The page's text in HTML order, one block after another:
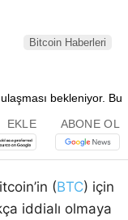
Bitcoin Haberleri
EKLE ABONE OL
(BTC) için
iddialı olmaya